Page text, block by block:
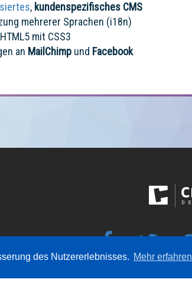
des Nutzererlebnisses. Mehr erfahren
, kundenspezifisches CMS
mehrerer Sprachen (i18n)
mit CSS3
an MailChimp und Facebook